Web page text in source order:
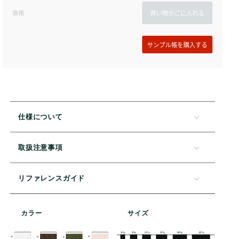
価格 買い物かごに入れる
仕様について
取扱注意事項
リファレンスガイド
カラー サイズ